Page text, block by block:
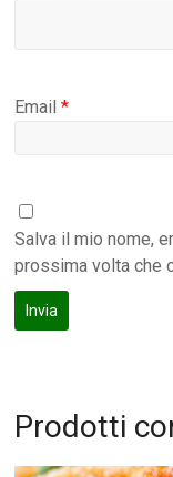
Email*
Salva il mio nome,
prossima volta che
Prodotti